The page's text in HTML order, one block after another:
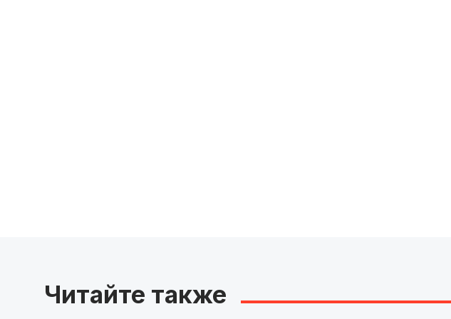
Читайте также